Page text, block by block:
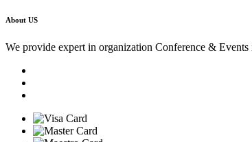
About US
We provide expert in organization Conference &